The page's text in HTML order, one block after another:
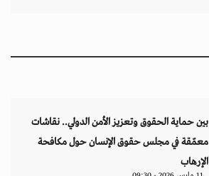
بين حماية الحقوق وتعزيز الأمن الدولي.. نقاشات
معمّقة في مجلس حقوق الإنسان حول مكافحة
الإرهاب